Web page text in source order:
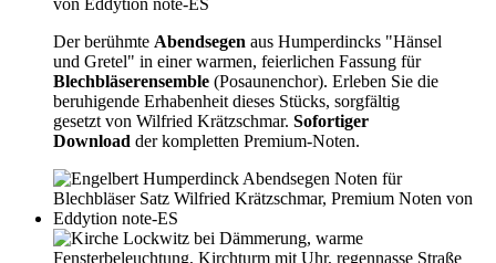
Der berühmte Abendsegen aus Humperdincks "Hänsel
und Gretel" in einer warmen, feierlichen Fassung für
Blechbläserensemble (Posaunenchor). Erleben Sie die
beruhigende Erhabenheit dieses Stücks, sorgfältig
gesetzt von Wilfried Krätzschmar. Sofortiger
Download der kompletten Premium-Noten.